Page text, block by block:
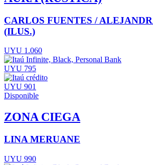
CARLOS FUENTES /
(ILUS.)
UYU 1.060
UYU 795
UYU 901
Disponible
ZONA CIEGA
LINA MERUANE
UYU 990